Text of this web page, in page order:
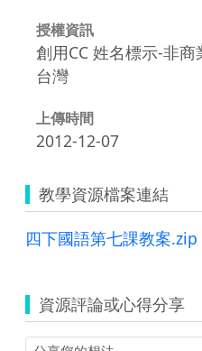
授權資訊
創用CC 姓名標示-非
台灣
上傳時間
2012-12-07
教學資源檔案連結
四下國語第七課教案.zip
資源評論或心得分享